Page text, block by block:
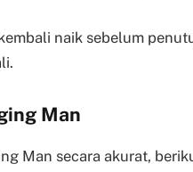
naik sebelum
Man
Man secara akurat,